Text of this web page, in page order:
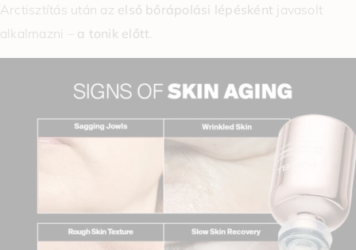
Arctisztítás után az első bőrápolási lépésként javasolt
alkalmazni – a tonik előtt.